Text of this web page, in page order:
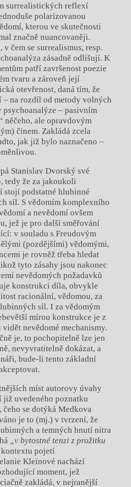
surrealistických reflexí
polarizovanou
kterou ve skutečnosti
značně nuancovaněji.
v čem se surrealismus, resp.
zásadně odlišují. K
patří završenost poezie
tvaru a zároveň její
otevřenost, daná tím, že
– na rozdíl od metody volných
– pasivním
něčeho, ale opravdovým
činem. Zakládá zcela
jak již bylo naznačeno –
Stanislav Dvorský své
tedy že za jakoukoli
podstatné hlubinné
sil. S vědomím komplexního
a nevědomí ovšem
jež je pro další směřování
v souladu s Freudovým
(pozdějšími) vědomými,
je rovněž třeba hledat
tyto zásahy jsou nakonec
nevědomých požadavků
konstrukci díla, obvykle
racionální, vědomou, za
sil. I za vědomým
mírou konstrukce je z
nevědomé mechanismy.
je, to pochopitelně lze jen
nevyvratitelně dokázat, a
bude-li tento základní
míst autorovy úvahy
již uvedeného poznatku
se dotýká Medkova
je to (mj.) v tvrzení, že
a temných hnutí nitra
„v bytostné tenzi z prožitku
pojetí
Kleinové nachází
moment, jež
zakládá, v nejranější